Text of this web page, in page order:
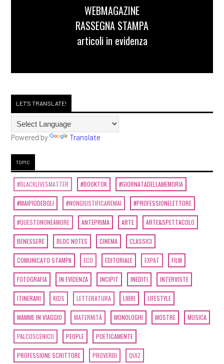
Il risveglio della Fenice, di
Andrea Riccardo Gasparoni:
Agosto 2020
[03]Caro e stinto, di Maury
Incen: incipit
[25]Natura morta, di Andrea
Giorgi: incipit
Aprile 2020
[27]I racconti incantati, di
Gloria Donati: incipit
Dicembre 2019
[02]
La Terra canta in Do, di
Maurizio Agostini: incipit
WEBMAGAZINE
RASSEGNA STAMPA
articoli in evidenza
LET'S TRANSLATE!
Powered by Translate
TOPIC
#BLACKLIVESMATTER #BOOKTOK #GIORNATADELLAMEMORIA
#MAIPIÙDEBOLI #NONGIUSTIFICAREMAI #PROFESSIONELETTORE
#QUESTONONÈAMORE ANTEPRIMA ARTE ARTE&SPETTACOLO
BENESSERE BLOC NOTES CINEMA CLASSICI
COMUNICATO STAMPA ECO EDITORIALE EXPAT FILM
FOTOGRAFIA IN EVIDENZA INCIPIT INEDITI INTERVISTE
ITINERARI KIDS LETTERATURA LIBRI LIFESTYLE
MAMME IN VIAGGIO MATERNITÀ MONOLOGHI MOSTRE MUSICA
PALCOSCENICO PEOPLE POETICAMENTE
PROFESSIONE SCRITTORE PROVERBI QUIZ